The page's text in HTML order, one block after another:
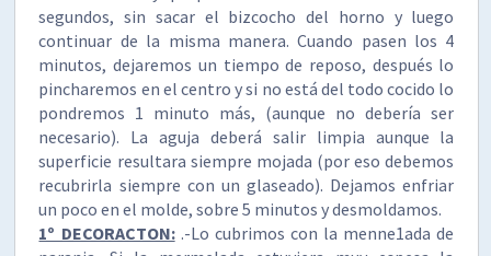
segundos, sin sacar el bizcocho del horno y luego
continuar de la misma manera. Cuando pasen los 4
minutos, dejaremos un tiempo de reposo, después lo
pincharemos en el centro y si no está del todo cocido lo
pondremos 1 minuto más, (aunque no debería ser
necesario). La aguja deberá salir limpia aunque la
superficie resultara siempre mojada (por eso debemos
recubrirla siempre con un glaseado). Dejamos enfriar
un poco en el molde, sobre 5 minutos y desmoldamos.
1º DECORACTON:.-Lo cubrimos con la menne1ada de